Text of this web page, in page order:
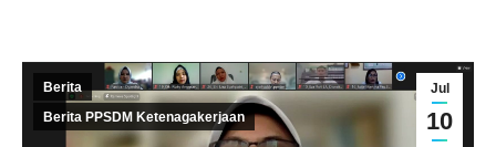
Jul
10
Berita
Berita PPSDM Ketenagakerjaan